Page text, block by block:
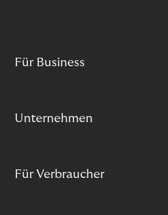
Für Business
Unternehmen
Für Verbraucher